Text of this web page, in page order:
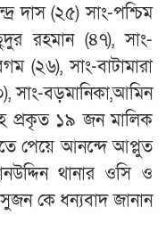
দাস (২৫) সাং-পশ্চিম
রহমান (৪৭), সাং-
(২৬), সাং-বাটামারা
সাং-বড়মানিকা,আমিন
প্রকৃত ১৯ জন মালিক
পেয়ে আনন্দে আপ্লুত
থানার ওসি ও
কে ধন্যবাদ জানান